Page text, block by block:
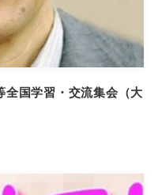
国学習・交流集会（大